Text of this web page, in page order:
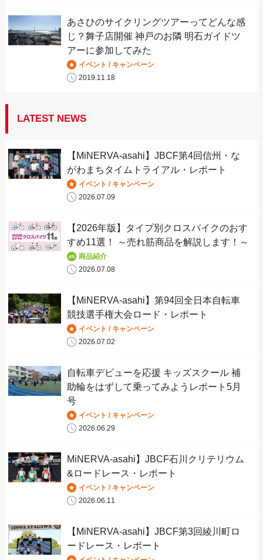
あさひのサイクリングツアーってどんな感
じ？舞子店開催 神戸のお隣 明石ガイドツ
アーに参加してみた
イベント / キャンペーン
2019.11.18
LATEST NEWS
【MiNERVA-asahi】JBCF第4回信州・な
がわまちタイムトライアル・レポート
イベント / キャンペーン
2026.07.09
【2026年版】タイプ別クロスバイクのおす
すめ11選！ ～売れ筋商品を解説します！～
商品紹介
2026.07.08
【MiNERVA-asahi】第94回全日本自転車
競技選手権大会ロード・レポート
イベント / キャンペーン
2026.07.02
自転車デビューを応援 キッズスクール 補
助輪をはずして乗ってみようレポート5月
号
イベント / キャンペーン
2026.06.29
MiNERVA-asahi】JBCF石川クリテリウム
&ロードレース・レポート
イベント / キャンペーン
2026.06.11
【MiNERVA-asahi】JBCF第3回綾川町ロ
ードレース・レポート